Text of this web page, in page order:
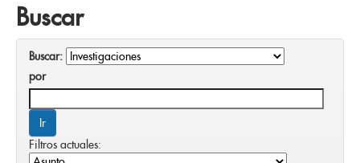
Buscar
Buscar:
por
Filtros actuales: